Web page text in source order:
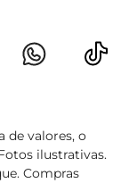
de valores, o
ilustrativas.
Compras